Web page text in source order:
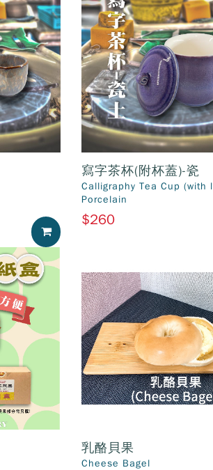
加入購物車
寫字茶杯(附杯蓋)-瓷
Calligraphy Tea Cup (with
Porcelain
$260
乳酪貝果
Cheese Bagel